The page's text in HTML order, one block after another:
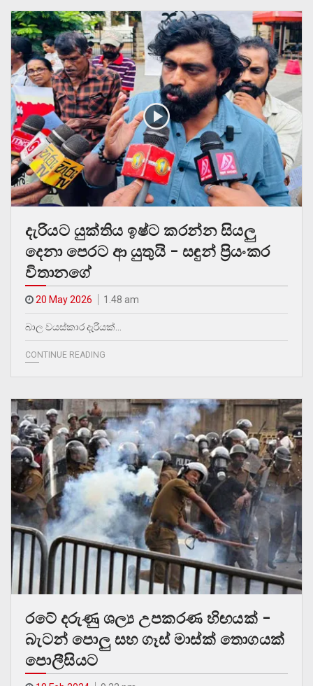
දැරියට යුක්තිය ඉෂ්ට කරන්න සියලු
දෙනා පෙරට ආ යුතුයි – සඳුන් ප්‍රියංකර
විතානගේ
20 May 2026 1.48 am
බාල වයස්කාර දැරියක්…
CONTINUE READING
රටේ දරුණු ශල්‍ය උපකරණ හිඟයක් –
බැටන් පොලු සහ ගෑස් මාස්ක් තොගයක්
පොලීසියට